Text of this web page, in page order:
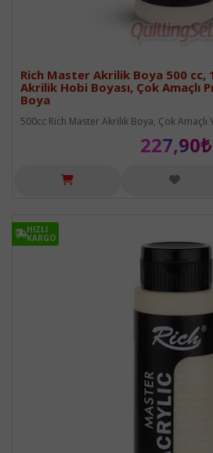
Rich Master Akrilik Boya 500 cc,
Akrilik Hobi Boyası, Çok Amaçlı
Boya
500cc Rich Master Akrilik Boya, Çok Amaçlı
227,90₺
HIZLI
KARGO
HIZLI
KARGO